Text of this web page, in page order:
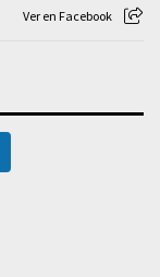
Ver en Facebook